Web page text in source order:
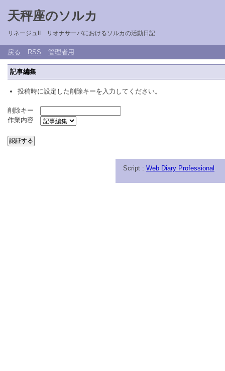
天秤座のソルカ
リネージュII リオナサーバにおけるソルカの活動日記
戻る RSS 管理者用
記事編集
投稿時に設定した削除キーを入力してください。
削除キー
作業内容
Script : Web Diary Professional